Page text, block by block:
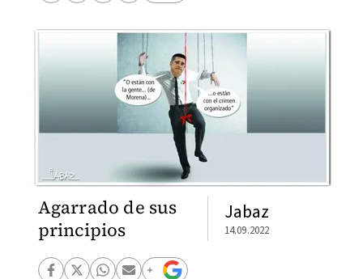
Agarrado de sus
principios
Jabaz
14.09.2022